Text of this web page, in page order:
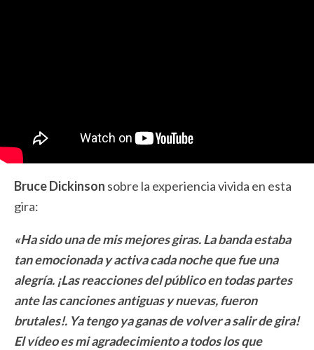
Bruce Dickinson sobre la experiencia vivida en esta
gira:
«Ha sido una de mis mejores giras. La banda estaba
tan emocionada y activa cada noche que fue una
alegría. ¡Las reacciones del público en todas partes
ante las canciones antiguas y nuevas, fueron
brutales!. Ya tengo ya ganas de volver a salir de gira!
El vídeo es mi agradecimiento a todos los que